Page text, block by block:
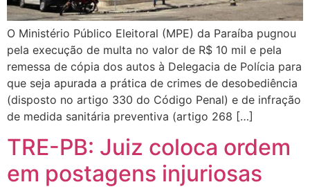
O Ministério Público Eleitoral (MPE) da Paraíba pugnou
pela execução de multa no valor de R$ 10 mil e pela
remessa de cópia dos autos à Delegacia de Polícia para
que seja apurada a prática de crimes de desobediência
(disposto no artigo 330 do Código Penal) e de infração
de medida sanitária preventiva (artigo 268 […]
TRE-PB: Juiz coloca ordem
em postagens injuriosas